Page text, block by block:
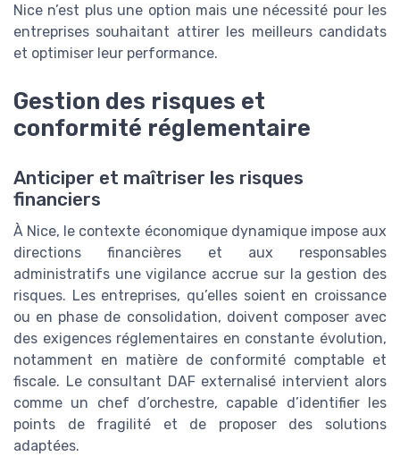
Nice n’est plus une option mais une nécessité pour les
entreprises souhaitant attirer les meilleurs candidats
et optimiser leur performance.
Gestion des risques et
conformité réglementaire
Anticiper et maîtriser les risques
financiers
À Nice, le contexte économique dynamique impose aux
directions financières et aux responsables
administratifs une vigilance accrue sur la gestion des
risques. Les entreprises, qu’elles soient en croissance
ou en phase de consolidation, doivent composer avec
des exigences réglementaires en constante évolution,
notamment en matière de conformité comptable et
fiscale. Le consultant DAF externalisé intervient alors
comme un chef d’orchestre, capable d’identifier les
points de fragilité et de proposer des solutions
adaptées.